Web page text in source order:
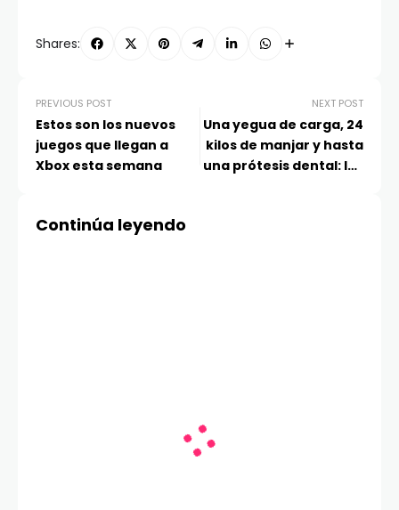
Shares:
PREVIOUS POST
Estos son los nuevos
juegos que llegan a
Xbox esta semana
NEXT POST
Una yegua de carga, 24
kilos de manjar y hasta
una prótesis dental: los
Continúa leyendo